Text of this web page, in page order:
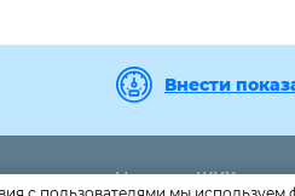
Внести
Новости ЖКХ